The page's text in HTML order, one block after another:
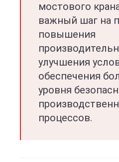
мостового
важный шаг на
повышения
улучшения
обеспечения
уровня
процессов.